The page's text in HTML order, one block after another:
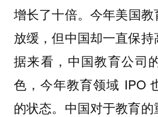
增长了十倍。 今年美国
放缓，但中国却一直保
据来看，中国教育公司
色，今年教育领域 IPO
的状态。中国对于教育